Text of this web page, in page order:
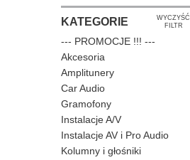
KATEGORIE
WYCZYŚĆ
FILTR
--- PROMOCJE !!! ---
Akcesoria
Amplitunery
Car Audio
Gramofony
Instalacje A/V
Instalacje AV i Pro Audio
Kolumny i głośniki